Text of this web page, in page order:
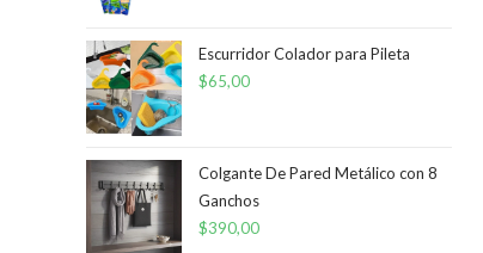
Escurridor Colador para Pileta
$65,00
Colgante De Pared Metálico con 8
Ganchos
$390,00